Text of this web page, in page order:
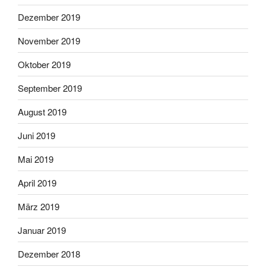
Dezember 2019
November 2019
Oktober 2019
September 2019
August 2019
Juni 2019
Mai 2019
April 2019
März 2019
Januar 2019
Dezember 2018